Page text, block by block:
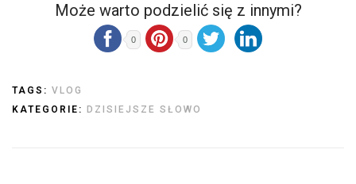
Może warto podzielić się z innymi?
0 0
TAGS: VLOG
KATEGORIE:
DZISIEJSZE SŁOWO